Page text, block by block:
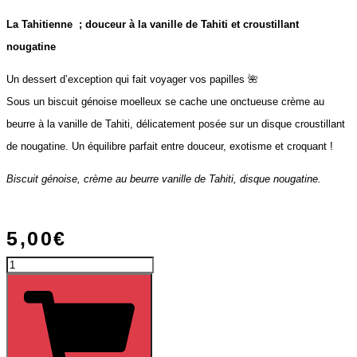
La Tahitienne ; douceur à la vanille de Tahiti et croustillant
nougatine
Un dessert d’exception qui fait voyager vos papilles 🌺
Sous un biscuit génoise moelleux se cache une onctueuse crème au
beurre à la vanille de Tahiti, délicatement posée sur un disque croustillant
de nougatine. Un équilibre parfait entre douceur, exotisme et croquant !
Biscuit génoise, crème au beurre vanille de Tahiti, disque nougatine.
5,00€
quantité
de
Menu
Prestige